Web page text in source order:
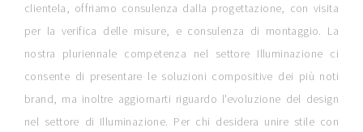
clientela, offriamo consulenza dalla progettazione, con visita
per la verifica delle misure, e consulenza di montaggio. La
nostra pluriennale competenza nel settore Illuminazione ci
consente di presentare le soluzioni compositive dei più noti
brand, ma inoltre aggiornarti riguardo l'evoluzione del design
nel settore di Illuminazione. Per chi desidera unire stile con